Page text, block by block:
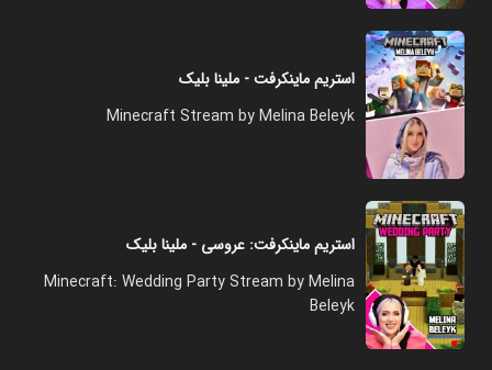
استریم ماینکرفت - ملینا بلیک
Minecraft Stream by Melina Beleyk
استریم ماینکرفت: عروسی - ملینا بلیک
Minecraft: Wedding Party Stream by Melina
Beleyk